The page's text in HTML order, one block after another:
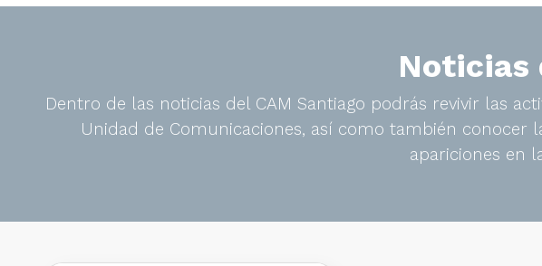
Noticias
Dentro de las noticias del CAM Santiago podrás revivir las
Unidad de Comunicaciones, así como también
apariciones en